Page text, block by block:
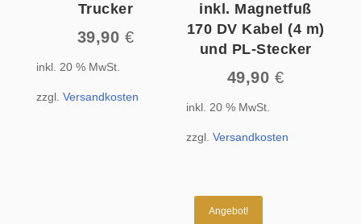
Trucker
39,90 €
inkl. 20 % MwSt.
zzgl. Versandkosten
inkl. Magnetfuß
170 DV Kabel (4 m)
und PL-Stecker
49,90 €
inkl. 20 % MwSt.
zzgl.Versandkosten
Angebot!